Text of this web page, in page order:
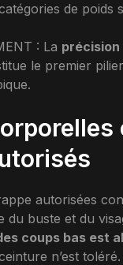
de poids
: La précision
le premier
autorisées
du buste et du
coups bas est
n’est toléré.